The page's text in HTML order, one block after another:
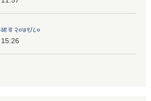
आ व २०७९/८०